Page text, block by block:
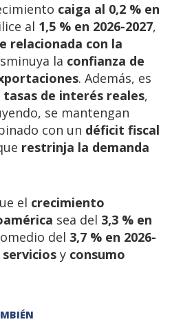
caiga al 0,2 % en
al 1,5 % en 2026-2027,
relacionada con la
la confianza de
. Además, es
tasas de interés reales,
se mantengan
con un déficit fiscal
restrinja la demanda
el crecimiento
sea del 3,3 % en
del 3,7 % en 2026-
servicios y consumo